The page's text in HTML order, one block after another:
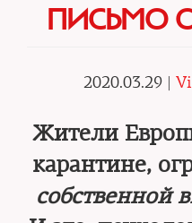
ПИСЬМО
2020.03.29 |
Жители
карантине,
собственной